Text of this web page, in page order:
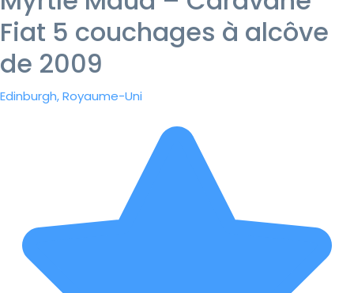
Fiat 5 couchages à alcôve
de 2009
Edinburgh, Royaume-Uni